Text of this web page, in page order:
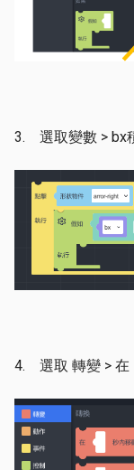
3. 選取變數 > bx
4. 選取 轉變 > 在